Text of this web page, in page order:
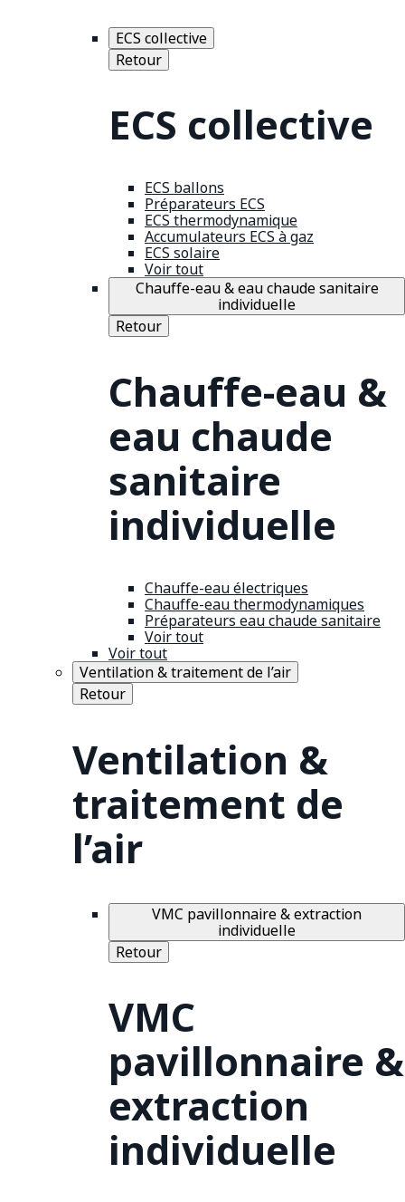
ECS collective
Retour
ECS collective
ECS ballons
Préparateurs ECS
ECS thermodynamique
Accumulateurs ECS à gaz
ECS solaire
Voir tout
Chauffe-eau & eau chaude sanitaire
individuelle
Retour
Chauffe-eau &
eau chaude
sanitaire
individuelle
Chauffe-eau électriques
Chauffe-eau thermodynamiques
Préparateurs eau chaude sanitaire
Voir tout
Voir tout
Ventilation & traitement de l’air
Retour
Ventilation &
traitement de
l’air
VMC pavillonnaire & extraction
individuelle
Retour
VMC
pavillonnaire &
extraction
individuelle